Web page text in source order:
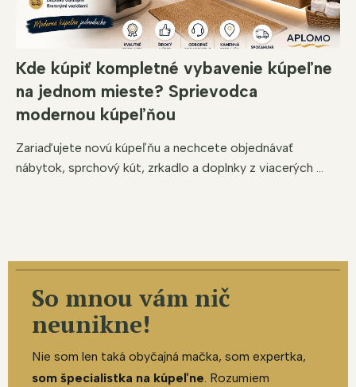
Kde kúpiť kompletné vybavenie kúpeľne
na jednom mieste? Sprievodca
modernou kúpeľňou
Zariaďujete novú kúpeľňu a nechcete objednávať
nábytok, sprchový kút, zrkadlo a doplnky z viacerých ...
So mnou vám nič
neunikne!
Nie som len taká obyčajná mačka, som expertka,
som špecialistka na kúpeľne. Rozumiem